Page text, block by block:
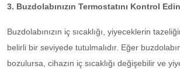
3. Buzdolabınızın Termostatını Kontrol Edin
Buzdolabınızın iç sıcaklığı, yiyeceklerin
belirli bir seviyede tutulmalıdır. Eğer
bozulursa, cihazın iç sıcaklığı değişebilir ve